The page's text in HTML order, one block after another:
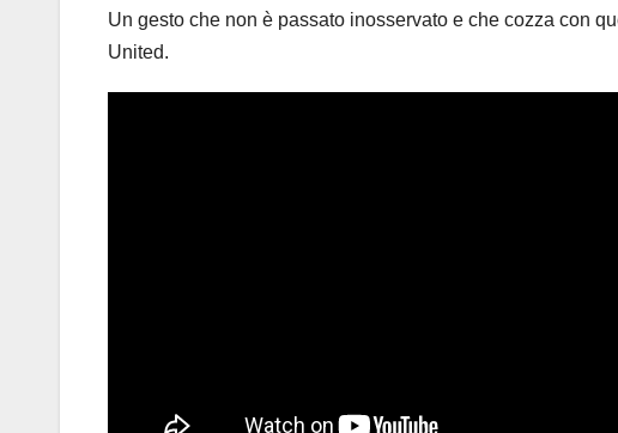
Un gesto che non è passato inosservato e che cozza con
United.